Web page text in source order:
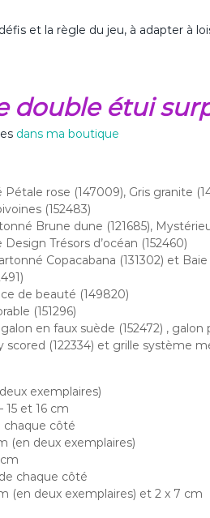
et la règle du jeu, à adapter à
double étui
dans ma boutique
Pétale rose (147009), Gris granite
(152483)
Brune dune (121685),
Trésors d’océan (152460)
Copacabana (131302) et
de beauté (149820)
(151296)
en faux suède (152472) , galon
(122334) et grille système
exemplaires)
15 et 16 cm
chaque côté
(en deux exemplaires)
chaque côté
(en deux exemplaires) et 2 x 7 cm